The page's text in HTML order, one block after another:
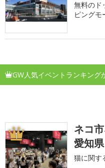
無料のド
ピングモ
GW人気イベントランキング
1
ネコ
愛知県
猫に関す